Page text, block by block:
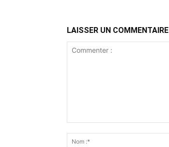
LAISSER UN COMMENTAIRE